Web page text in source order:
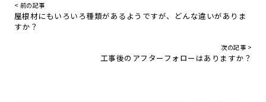
< 前の記事
屋根材にもいろいろ種類があるようですが、どんな違いがありま
すか？
次の記事 >
工事後のアフターフォローはありますか？